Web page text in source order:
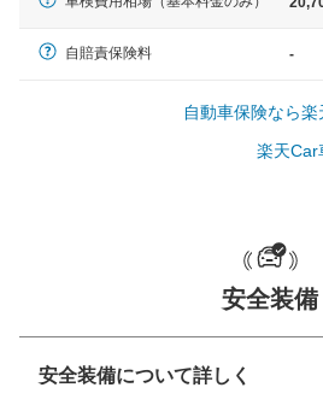
ノア、
大型車
一般的な荷物のサイ
自賠責保険料 -
自動車保険なら
楽天Car
安全装備
安全装備について詳しく